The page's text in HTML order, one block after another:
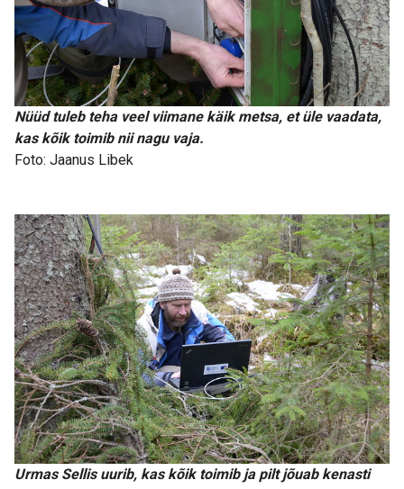
Nüüd tuleb teha veel viimane käik metsa, et üle vaadata,
kas kõik toimib nii nagu vaja.
Foto: Jaanus Libek
Urmas Sellis uurib, kas kõik toimib ja pilt jõuab kenasti